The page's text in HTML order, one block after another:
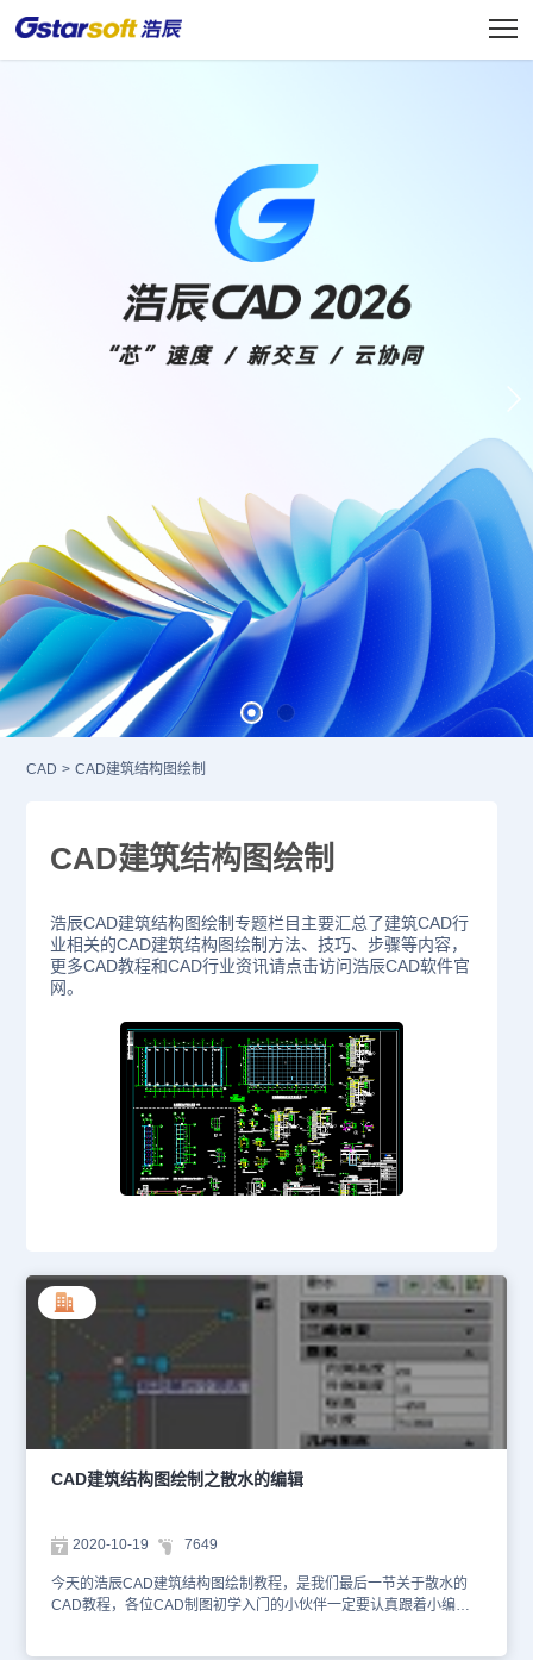
CAD > CAD建筑结构图绘制
CAD建筑结构图绘制
浩辰CAD建筑结构图绘制专题栏目主要汇总了建筑CAD行
业相关的CAD建筑结构图绘制方法、技巧、步骤等内容，
更多CAD教程和CAD行业资讯请点击访问浩辰CAD软件官
网。
CAD建筑结构图绘制之散水的编辑
2020-10-19 7649
今天的浩辰CAD建筑结构图绘制教程，是我们最后一节关于散水的
CAD教程，各位CAD制图初学入门的小伙伴一定要认真跟着小编学